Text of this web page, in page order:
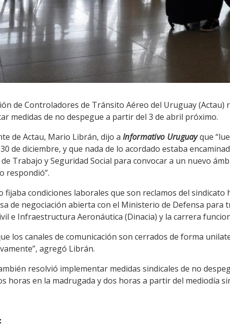
de Controladores de Tránsito Aéreo del Uruguay
medidas de no despegue a partir del 3 de abril próximo.
de Actau, Mario Librán, dijo a Informativo Uruguayque
de diciembre, y que nada de lo acordado estaba
Trabajo y Seguridad Social para convocar a un nuevo
respondió”.
fijaba condiciones laborales que son reclamos del
de negociación abierta con el Ministerio de Defensa
e Infraestructura Aeronáutica (Dinacia) y la carrera
los canales de comunicación son cerrados de forma
agregó Librán.
resolvió implementar medidas sindicales de no
horas en la madrugada y dos horas a partir del mediodía